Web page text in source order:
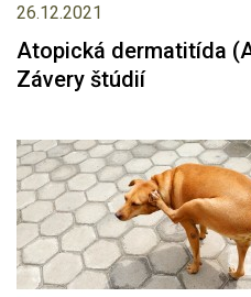
26.12.2021
Atopická dermatitída
Závery štúdií